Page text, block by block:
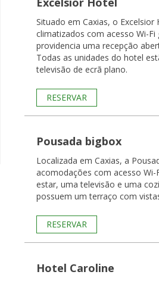
Situado em Caxias, o
climatizados com acesso Wi-
providencia uma recepção
Todas as unidades do hotel
televisão de ecrã plano.
RESERVAR
Pousada bigbox
Localizada em Caxias, a
acomodações com acesso
estar, uma televisão e uma cozinha. Todas as
possuem um terraço com
RESERVAR
Hotel Caroline